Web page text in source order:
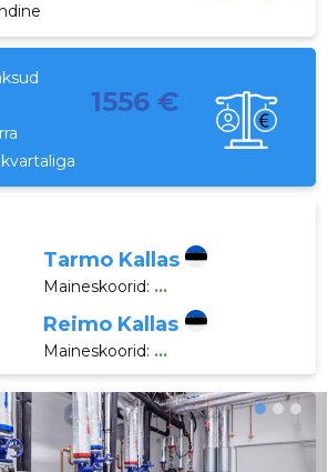
1556 €
Tarmo Kallas
Maineskoorid: ...
Reimo Kallas
Maineskoorid: ...